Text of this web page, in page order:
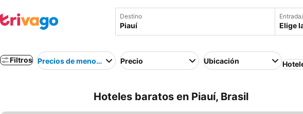
Destino
Elige
Filtros Precios de menor a mayorPrecio Ubicación
Hoteles baratos en Piauí, Brasil